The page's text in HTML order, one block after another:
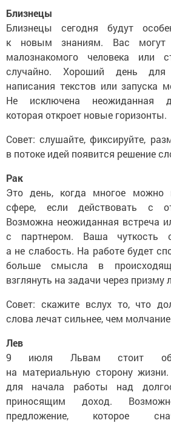
Близнецы
Близнецы сегодня будут
к новым знаниям. Вас могут
малознакомого человека или
случайно. Хороший день для
написания текстов или запуска
Не исключена неожиданная
которая откроет новые горизонты.
Совет: слушайте, фиксируйте,
в потоке идей появится решение
Рак
Это день, когда многое можно
сфере, если действовать с
Возможна неожиданная встреча
с партнером. Ваша чуткость
а не слабость. На работе будет
больше смысла в
взглянуть на задачи через призму
Совет: скажите вслух то, что
слова лечат сильнее, чем
Лев
9 июля Львам стоит
на материальную сторону
для начала работы над
приносящим доход.
предложение, которое